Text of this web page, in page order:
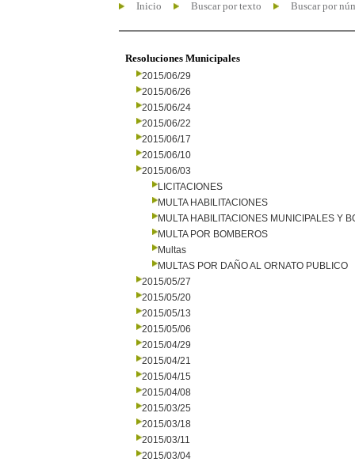
Inicio Buscar por texto Buscar por
Resoluciones Municipales
2015/06/29
2015/06/26
2015/06/24
2015/06/22
2015/06/17
2015/06/10
2015/06/03
LICITACIONES
MULTA HABILITACIONES
MULTA HABILITACIONES MUNICIPALES Y
MULTA POR BOMBEROS
Multas
MULTAS POR DAÑO AL ORNATO PUBLICO
2015/05/27
2015/05/20
2015/05/13
2015/05/06
2015/04/29
2015/04/21
2015/04/15
2015/04/08
2015/03/25
2015/03/18
2015/03/11
2015/03/04